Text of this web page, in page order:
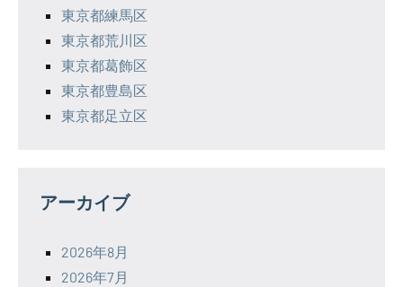
東京都練馬区
東京都荒川区
東京都葛飾区
東京都豊島区
東京都足立区
アーカイブ
2026年8月
2026年7月